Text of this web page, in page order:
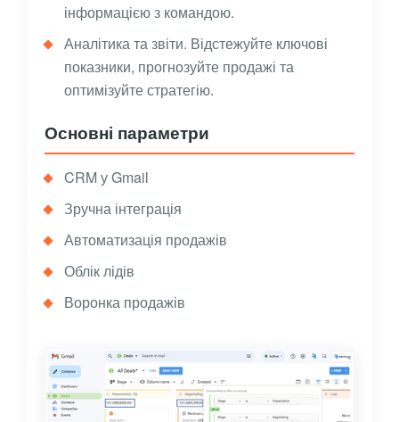
інформацією з командою.
Аналітика та звіти. Відстежуйте ключові
показники, прогнозуйте продажі та
оптимізуйте стратегію.
Основні параметри
CRM у Gmail
Зручна інтеграція
Автоматизація продажів
Облік лідів
Воронка продажів